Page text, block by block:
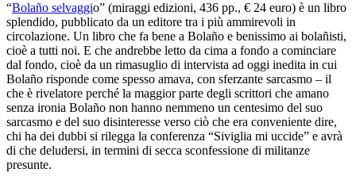
“Bolaño selvaggio” (miraggi edizioni, 436 pp., € 24 euro) è un libro
splendido, pubblicato da un editore tra i più ammirevoli in
circolazione. Un libro che fa bene a Bolaño e benissimo ai bolañisti,
cioè a tutti noi. E che andrebbe letto da cima a fondo a cominciare
dal fondo, cioè da un rimasuglio di intervista ad oggi inedita in cui
Bolaño risponde come spesso amava, con sferzante sarcasmo – il
che è rivelatore perché la maggior parte degli scrittori che amano
senza ironia Bolaño non hanno nemmeno un centesimo del suo
sarcasmo e del suo disinteresse verso ciò che era conveniente dire,
chi ha dei dubbi si rilegga la conferenza “Siviglia mi uccide” e avrà
di che deludersi, in termini di secca sconfessione di militanze
presunte.